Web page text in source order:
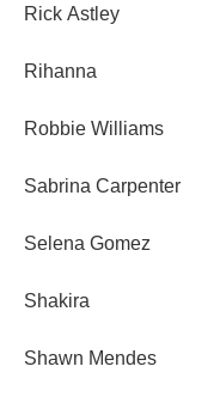
Rick Astley
Rihanna
Robbie Williams
Sabrina Carpenter
Selena Gomez
Shakira
Shawn Mendes